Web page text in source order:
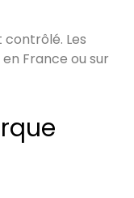
Les
France ou sur